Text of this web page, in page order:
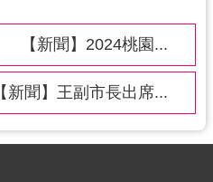
【新聞】2024桃園...
【新聞】王副市長出席...